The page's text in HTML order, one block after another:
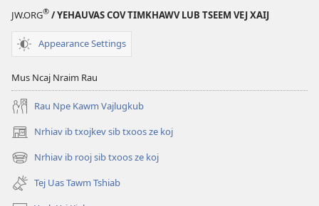
JW.ORG® / YEHAUVAS COV TIMKHAWV LUB TSEEM VEJ XAIJ
Appearance Settings
Mus Ncaj Nraim Rau
Rau Npe Kawm Vajlugkub
Nrhiav ib txojkev sib txoos ze koj
(opens
new
window)
Nrhiav ib rooj sib txoos ze koj
(opens
new
window)
Tej Uas Tawm Tshiab